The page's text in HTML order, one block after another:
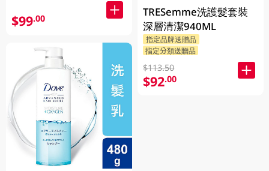
$99.00
TRESemme洗護髮套裝
深層清潔940ML
指定品牌送贈品
指定分類送贈品
$113.50
$92.00